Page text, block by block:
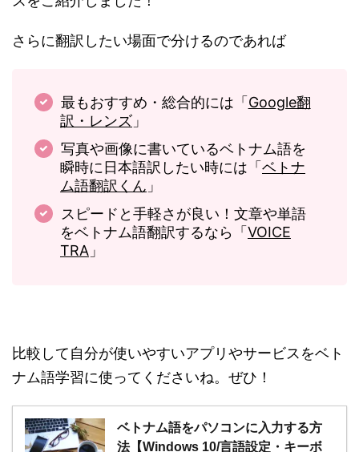
さらに翻訳したい場面で分けるのであれば
最もおすすめ・総合的には「Google翻
訳・レンズ 」
写真や画像に書いているベトナム語を
瞬時に日本語訳したい時には「ベトナ
ム語翻訳くん 」
スピードと手軽さが良い！文章や単語
をベトナム語翻訳するなら「VOICE
TRA 」
比較して自分が使いやすいアプリやサービスをベト
ナム語学習に使ってくださいね。ぜひ！
ベトナム語をパソコンに入力する方
法【Windows 10/言語設定・キーボ